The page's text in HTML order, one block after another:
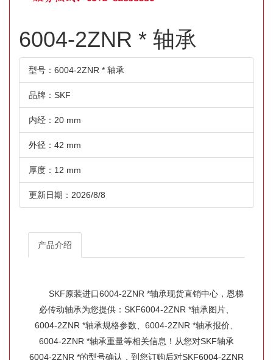
6004-2ZNR * 轴承
型号：6004-2ZNR * 轴承
品牌：SKF
内经：20 mm
外径：42 mm
厚度：12 mm
更新日期：2026/8/8
产品介绍
SKF原装进口6004-2ZNR *轴承现货直销中心，恩梯
必传动轴承为您提供：SKF6004-2ZNR *轴承图片、
6004-2ZNR *轴承规格参数、6004-2ZNR *轴承报价、
6004-2ZNR *轴承重量等相关信息！从您对SKF轴承
6004-2ZNR *的型号确认，到您订购后对SKF6004-2ZNR